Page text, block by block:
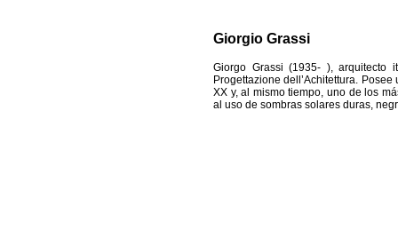
Giorgio Grassi
Giorgo Grassi (1935- ), arquitecto
Progettazione dell’Achitettura.
XX y, al mismo tiempo, uno de los
al uso de sombras solares duras,